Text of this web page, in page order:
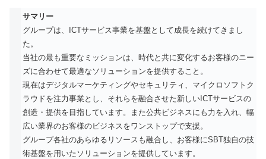
サマリー
グループは、ICTサービス事業を基盤として成長を続けてきまし
た。
当社の最も重要なミッションは、時代と共に変化するお客様のニー
ズに合わせて最適なソリューションを提供すること。
現在はデジタルマーケティングやセキュリティ、マイクロソフトク
ラウドを注力事業とし、それらを融合させた新しいICTサービスの
創造・提供を目指しています。また公共ビジネスにも力を入れ、幅
広い業界のお客様のビジネスをワンストップで支援。
グループ各社のあらゆるリソースも融合し、お客様にSBT独自の技
術基盤を用いたソリューションを提供しています。